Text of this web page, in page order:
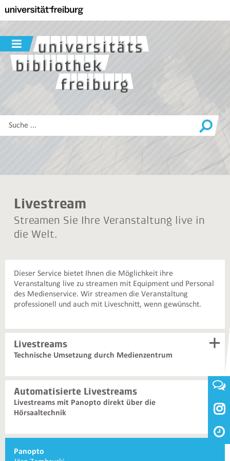
Hauptnavigation
Seite
Zum
Hauptinhalt
dieser
Navigation
ein-
/
ausblenden
Website
Livestream
Streamen Sie Ihre Veranstaltung live in
die Welt.
Dieser Service bietet Ihnen die Möglichkeit ihre
Veranstaltung live zu streamen mit Equipment und Personal
des Medienservice. Wir streamen die Veranstaltung
professionell und auch mit Liveschnitt, wenn gewünscht.
Livestreams
Technische Umsetzung durch Medienzentrum
Automatisierte Livestreams
Livestreams mit Panopto direkt über die
Hörsaaltechnik
Informationen
Panopto
